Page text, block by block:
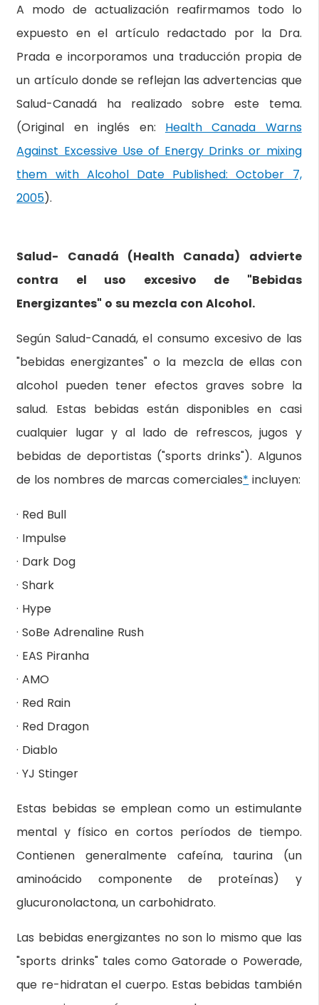
A modo de actualización reafirmamos todo lo
expuesto en el artículo redactado por la Dra.
Prada e incorporamos una traducción propia de
un artículo donde se reflejan las advertencias que
Salud-Canadá ha realizado sobre este tema.
(Original en inglés en: Health Canada Warns
Against Excessive Use of Energy Drinks or mixing
them with Alcohol Date Published: October 7,
2005).
Salud- Canadá (Health Canada) advierte
contra el uso excesivo de "Bebidas
Energizantes" o su mezcla con Alcohol.
Según Salud-Canadá, el consumo excesivo de las
"bebidas energizantes" o la mezcla de ellas con
alcohol pueden tener efectos graves sobre la
salud. Estas bebidas están disponibles en casi
cualquier lugar y al lado de refrescos, jugos y
bebidas de deportistas ("sports drinks"). Algunos
de los nombres de marcas comerciales* incluyen:
· Red Bull
· Impulse
· Dark Dog
· Shark
· Hype
· SoBe Adrenaline Rush
· EAS Piranha
· AMO
· Red Rain
· Red Dragon
· Diablo
· YJ Stinger
Estas bebidas se emplean como un estimulante
mental y físico en cortos períodos de tiempo.
Contienen generalmente cafeína, taurina (un
aminoácido componente de proteínas) y
glucuronolactona, un carbohidrato.
Las bebidas energizantes no son lo mismo que las
"sports drinks" tales como Gatorade o Powerade,
que re-hidratan el cuerpo. Estas bebidas también